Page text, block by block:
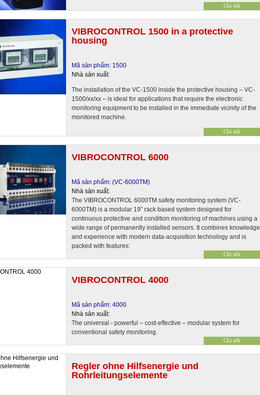
VIBROCONTROL 1500 in a protective
housing
Mã sản phẩm: 1500
Nhà sản xuất:
The installation of the VC-1500 inside the protective housing – VC-
1500/xx/xx – is ideal for applications that require the electronic
monitoring equipment to be installed in the immediate vicinity of the
monitored machine.
VIBROCONTROL 6000
Mã sản phẩm: (VC-6000TM)
Nhà sản xuất:
The VIBROCONTROL 6000TM safety monitoring system (VC-
6000TM) is a modular 19” rack based system designed for
continuous protective and condition monitoring of machines using a
wide range of permanently installed sensors. It combines knowledge
and experience with modern data-acquisition technology and is
packed with features:
VIBROCONTROL 4000
Mã sản phẩm: 4000
Nhà sản xuất:
The universal - powerful – cost-effective – modular system for
conventional safety monitoring.
Regler ohne Hilfsenergie und
Rohrleitungselemente